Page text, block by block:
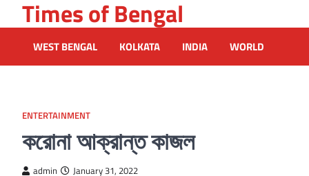
to
content
Times of Bengal
WEST BENGAL KOLKATA INDIA WORLD
ENTERTAINMENT
করোনা আক্রান্ত কাজল
admin January 31, 2022